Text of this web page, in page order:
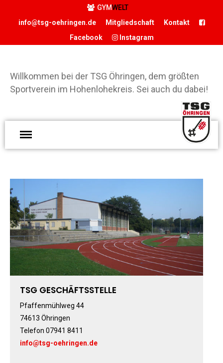
START
Hamballe
ABTEILUNGEN
Basketball
Boxen
Fitness-, Skigymnastik
Frauengymnastik
GYMWELT
info@tsg-oehringen.de
Mitgliedschaft
Kontakt
Facebook
Instagram
Willkommen bei der TSG Öhringen, dem größten
Sportverein im Hohenlohekreis. Sei auch du dabei!
TSG GESCHÄFTSSTELLE
Pfaffenmühlweg 44
74613 Öhringen
Telefon 07941 8411
info@tsg-oehringen.de